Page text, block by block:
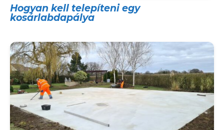
Hogyan kell telepíteni egy
kosárlabdapálya